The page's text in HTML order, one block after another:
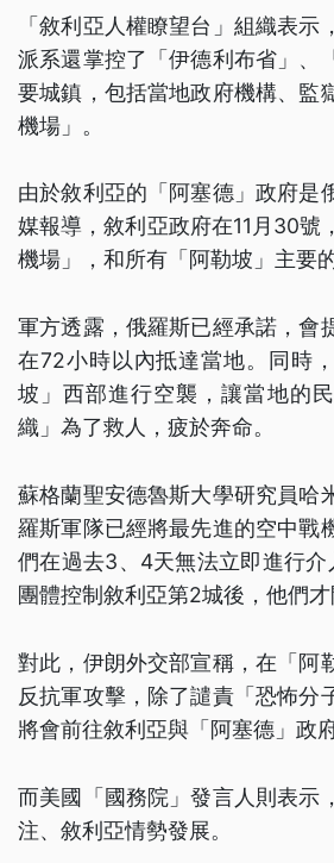
「敘利亞人權瞭望台」組織表示
派系還掌控了「伊德利布省」、
要城鎮，包括當地政府機構、監
機場」。
由於敘利亞的「阿塞德」政府是
媒報導，敘利亞政府在11月30號
機場」，和所有「阿勒坡」主要
軍方透露，俄羅斯已經承諾，會
在72小時以內抵達當地。同時
坡」西部進行空襲，讓當地的
織」為了救人，疲於奔命。
蘇格蘭聖安德魯斯大學研究員哈
羅斯軍隊已經將最先進的空中戰
們在過去3、4天無法立即進行
團體控制敘利亞第2城後，他們才
對此，伊朗外交部宣稱，在「阿
反抗軍攻擊，除了譴責「恐怖分
將會前往敘利亞與「阿塞德」政
而美國「國務院」發言人則表示
注、敘利亞情勢發展。